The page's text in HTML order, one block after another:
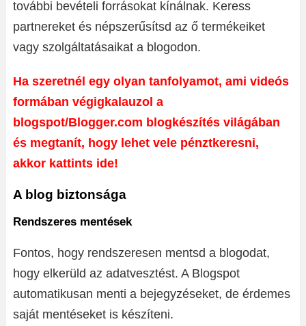
további bevételi forrásokat kínálnak. Keress
partnereket és népszerűsítsd az ő termékeiket
vagy szolgáltatásaikat a blogodon.
Ha szeretnél egy olyan tanfolyamot, ami videós
formában végigkalauzol a
blogspot/Blogger.com blogkészítés világában
és megtanít, hogy lehet vele pénztkeresni,
akkor kattints ide!
A blog biztonsága
Rendszeres mentések
Fontos, hogy rendszeresen mentsd a blogodat,
hogy elkerüld az adatvesztést. A Blogspot
automatikusan menti a bejegyzéseket, de érdemes
saját mentéseket is készíteni.